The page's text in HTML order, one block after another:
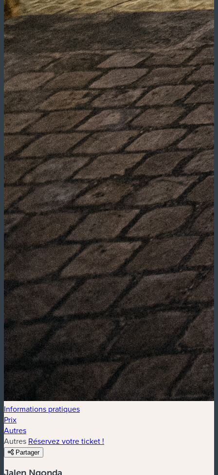
Informations pratiques
Prix
Autres
Autres Réservez votre ticket !
Partager
Jalen Ngonda